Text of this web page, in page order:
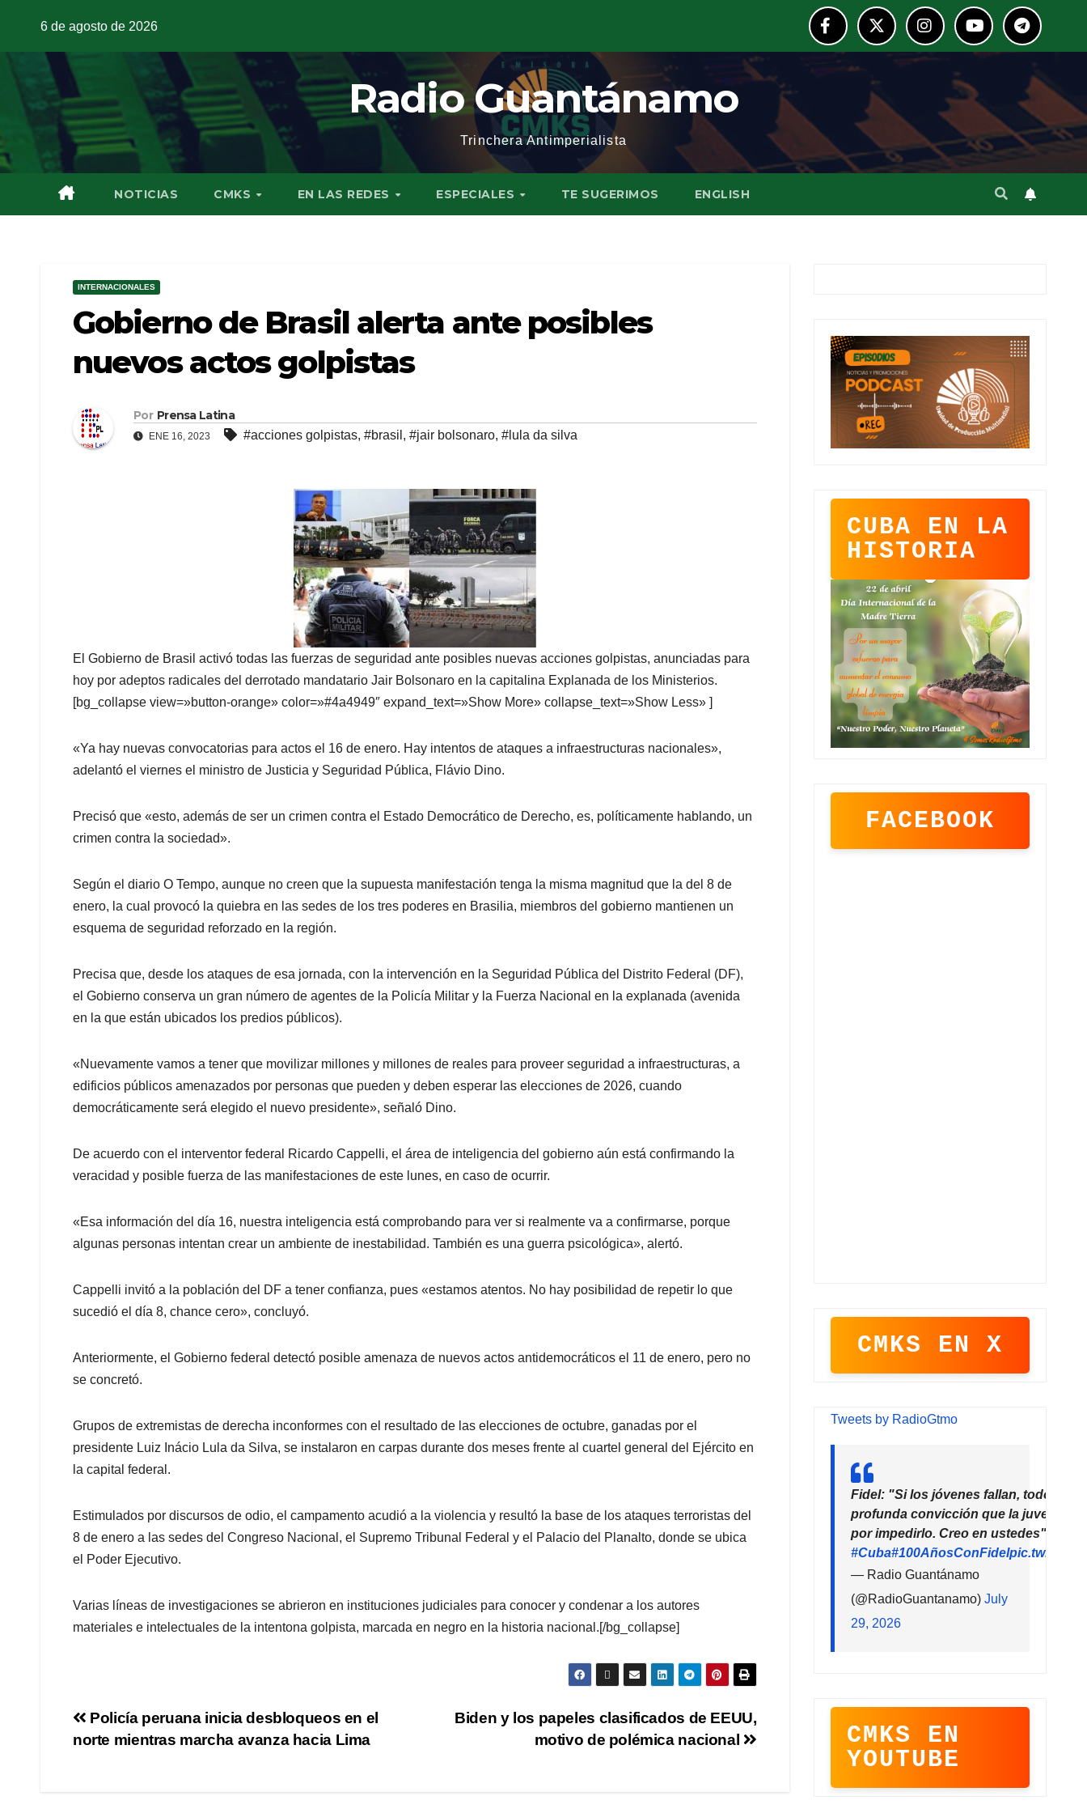
6 de agosto de 2026
Radio Guantánamo
Trinchera Antimperialista
NOTICIAS CMKS EN LAS REDES ESPECIALES TE SUGERIMOS ENGLISH
INTERNACIONALES
Gobierno de Brasil alerta ante posibles
nuevos actos golpistas
Por Prensa Latina
ENE 16, 2023 #acciones golpistas, #brasil , #jair bolsonaro, #lula da silva
El Gobierno de Brasil activó todas las fuerzas de seguridad ante posibles nuevas acciones golpistas, anunciadas para
hoy por adeptos radicales del derrotado mandatario Jair Bolsonaro en la capitalina Explanada de los Ministerios.
[bg_collapse view=»button-orange» color=»#4a4949″ expand_text=»Show More» collapse_text=»Show Less» ]
«Ya hay nuevas convocatorias para actos el 16 de enero. Hay intentos de ataques a infraestructuras nacionales»,
adelantó el viernes el ministro de Justicia y Seguridad Pública, Flávio Dino.
Precisó que «esto, además de ser un crimen contra el Estado Democrático de Derecho, es, políticamente hablando, un
crimen contra la sociedad».
Según el diario O Tempo, aunque no creen que la supuesta manifestación tenga la misma magnitud que la del 8 de
enero, la cual provocó la quiebra en las sedes de los tres poderes en Brasilia, miembros del gobierno mantienen un
esquema de seguridad reforzado en la región.
Precisa que, desde los ataques de esa jornada, con la intervención en la Seguridad Pública del Distrito Federal (DF),
el Gobierno conserva un gran número de agentes de la Policía Militar y la Fuerza Nacional en la explanada (avenida
en la que están ubicados los predios públicos).
«Nuevamente vamos a tener que movilizar millones y millones de reales para proveer seguridad a infraestructuras, a
edificios públicos amenazados por personas que pueden y deben esperar las elecciones de 2026, cuando
democráticamente será elegido el nuevo presidente», señaló Dino.
De acuerdo con el interventor federal Ricardo Cappelli, el área de inteligencia del gobierno aún está confirmando la
veracidad y posible fuerza de las manifestaciones de este lunes, en caso de ocurrir.
«Esa información del día 16, nuestra inteligencia está comprobando para ver si realmente va a confirmarse, porque
algunas personas intentan crear un ambiente de inestabilidad. También es una guerra psicológica», alertó.
Cappelli invitó a la población del DF a tener confianza, pues «estamos atentos. No hay posibilidad de repetir lo que
sucedió el día 8, chance cero», concluyó.
Anteriormente, el Gobierno federal detectó posible amenaza de nuevos actos antidemocráticos el 11 de enero, pero no
se concretó.
Grupos de extremistas de derecha inconformes con el resultado de las elecciones de octubre, ganadas por el
presidente Luiz Inácio Lula da Silva, se instalaron en carpas durante dos meses frente al cuartel general del Ejército en
la capital federal.
Estimulados por discursos de odio, el campamento acudió a la violencia y resultó la base de los ataques terroristas del
8 de enero a las sedes del Congreso Nacional, el Supremo Tribunal Federal y el Palacio del Planalto, donde se ubica
el Poder Ejecutivo.
Varias líneas de investigaciones se abrieron en instituciones judiciales para conocer y condenar a los autores
materiales e intelectuales de la intentona golpista, marcada en negro en la historia nacional.[/bg_collapse]
Biden y los papeles clasificados de EEUU,
motivo de polémica nacional
Policía peruana inicia desbloqueos en el
norte mientras marcha avanza hacia Lima
CUBA EN LA
HISTORIA
FACEBOOK
CMKS EN X
Tweets by RadioGtmo
Fidel: "Si los jóvenes fallan, todo
profunda convicción que la juventud
por impedirlo. Creo en ustedes"
#Cuba#100AñosConFidel
— Radio Guantánamo
(@RadioGuantanamo) July
29, 2026
CMKS EN
YOUTUBE